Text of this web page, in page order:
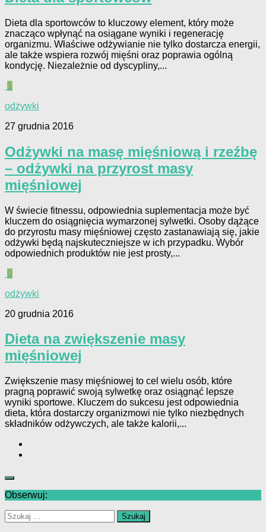
Dieta dla sportowców to kluczowy element, który może
znacząco wpłynąć na osiągane wyniki i regenerację
organizmu. Właściwe odżywianie nie tylko dostarcza energii,
ale także wspiera rozwój mięśni oraz poprawia ogólną
kondycję. Niezależnie od dyscypliny,...
1
odżywki
27 grudnia 2016
Odżywki na masę mięśniową i rzeźbę
– odżywki na przyrost masy
mięśniowej
W świecie fitnessu, odpowiednia suplementacja może być
kluczem do osiągnięcia wymarzonej sylwetki. Osoby dążące
do przyrostu masy mięśniowej często zastanawiają się, jakie
odżywki będą najskuteczniejsze w ich przypadku. Wybór
odpowiednich produktów nie jest prosty,...
0
odżywki
20 grudnia 2016
Dieta na zwiększenie masy
mięśniowej
Zwiększenie masy mięśniowej to cel wielu osób, które
pragną poprawić swoją sylwetkę oraz osiągnąć lepsze
wyniki sportowe. Kluczem do sukcesu jest odpowiednia
dieta, która dostarczy organizmowi nie tylko niezbędnych
składników odżywczych, ale także kalorii,...
Obserwuj:
Szukaj: